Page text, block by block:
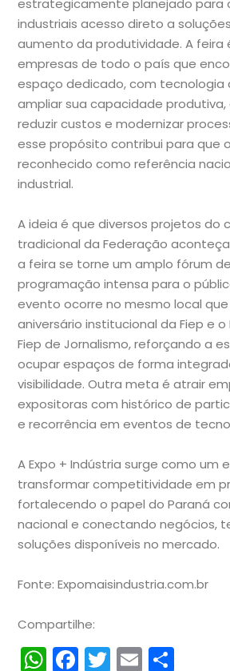
estrategicamente planejado para
industriais acesso direto a
aumento da produtividade. A feira
empresas de todo o país que
espaço dedicado, com tecnologia
ampliar sua capacidade
reduzir custos e modernizar
esse propósito contribui para que
reconhecido como referência
industrial.
A ideia é que diversos projetos do
tradicional da Federação
a feira se torne um amplo fórum
programação intensa para o
evento ocorre no mesmo local
aniversário institucional da Fiep e
Fiep de Jornalismo, reforçando a
ocupar espaços de forma
visibilidade. Outra meta é atrair
expositoras com histórico de
e recorrência em eventos de
A Expo + Indústria surge como um
transformar competitividade em
fortalecendo o papel do Paraná
nacional e conectando negócios,
soluções disponíveis no mercado.
Fonte: Expomaisindustria.com.br
Compartilhe:
WhatsApp
Facebook
Twitter
Email